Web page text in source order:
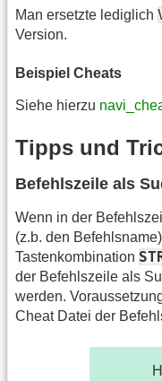
Man ersetzte lediglich
Version.
Beispiel Cheats
Siehe hierzu
Tipps und
Befehlszeile als
Wenn in der
(z.b. den
Tastenkombination
der Befehlszeile als
werden.
Cheat Datei der